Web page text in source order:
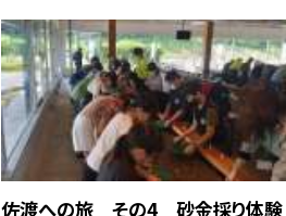
佐渡への旅 その4 砂金採り体験